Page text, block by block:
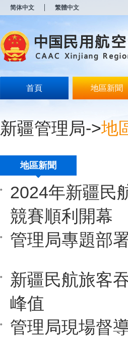
简体中文 繁體中文
首頁 地區新聞
新疆管理局->地
地區新聞
2024年新疆民
競賽順利開幕
管理局專題部
新疆民航旅客
峰值
管理局現場督
开
无
障
说
Alt
加
波
键
开